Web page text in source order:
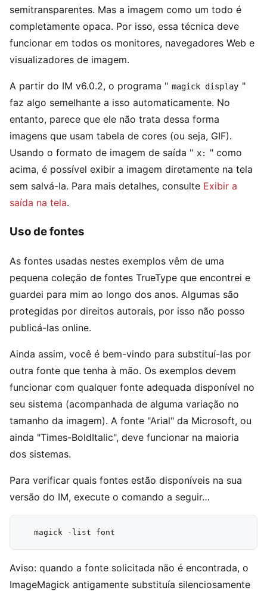
semitransparentes. Mas a imagem como um todo é
completamente opaca. Por isso, essa técnica deve
funcionar em todos os monitores, navegadores Web e
visualizadores de imagem.
A partir do IM v6.0.2, o programa " magick display "
faz algo semelhante a isso automaticamente. No
entanto, parece que ele não trata dessa forma
imagens que usam tabela de cores (ou seja, GIF).
Usando o formato de imagem de saída " x:
" como
acima, é possível exibir a imagem diretamente na tela
sem salvá-la. Para mais detalhes, consulte Exibir a
saída na tela.
Uso de fontes
As fontes usadas nestes exemplos vêm de uma
pequena coleção de fontes TrueType que encontrei e
guardei para mim ao longo dos anos. Algumas são
protegidas por direitos autorais, por isso não posso
publicá-las online.
Ainda assim, você é bem-vindo para substituí-las por
outra fonte que tenha à mão. Os exemplos devem
funcionar com qualquer fonte adequada disponível no
seu sistema (acompanhada de alguma variação no
tamanho da imagem). A fonte "Arial" da Microsoft, ou
ainda "Times-BoldItalic", deve funcionar na maioria
dos sistemas.
Para verificar quais fontes estão disponíveis na sua
versão do IM, execute o comando a seguir…
Aviso: quando a fonte solicitada não é encontrada, o
ImageMagick antigamente substituía silenciosamente